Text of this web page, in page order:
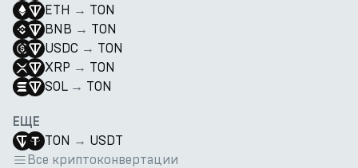
ETH → TON
BNB → TON
USDC → TON
XRP → TON
SOL → TON
ЕЩЕ
TON → USDT
Все криптоконвертации